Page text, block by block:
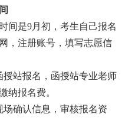
间是9月初，考生自己报名
，注册账号，填写志愿信
站报名，函授站专业老师
纳报名费。
确认信息，审核报名资